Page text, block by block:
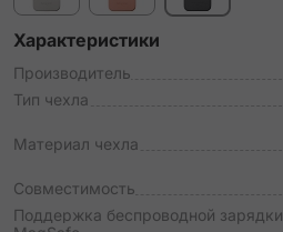
Характеристики
Производитель
Тип чехла
Материал чехла
Совместимость
Поддержка беспроводной зарядки